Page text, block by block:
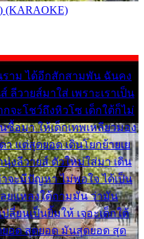
(KARAOKE)
ราม ได้อีกสักสามพัน ฉันคง
ลีวายส์มาใส่ เพราะเราเป็น
กจะโชว์ถึงหิวโซ เด็กใต้ก็ไม่
อมา ให้เด็กเทพเหลียวมอง
แต่สุดยอด เดินโยกย้ายเย
งลีวายส์ ตัวใหม่ใส่มา เดิน
จะมีปัญหา ไม่พอใจ ได้เป็น
ยแหลงใต้ถามมัน ว่ามัน
ยนเป็นยิ้มให้ เจอะเด็กใต้
ยอด สุดยอด มันสุดยอด สุด